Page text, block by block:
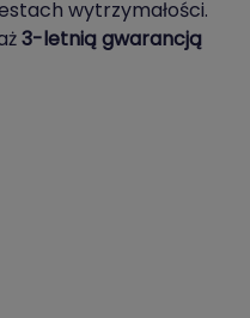
wytrzymałości.
3-letnią gwarancją